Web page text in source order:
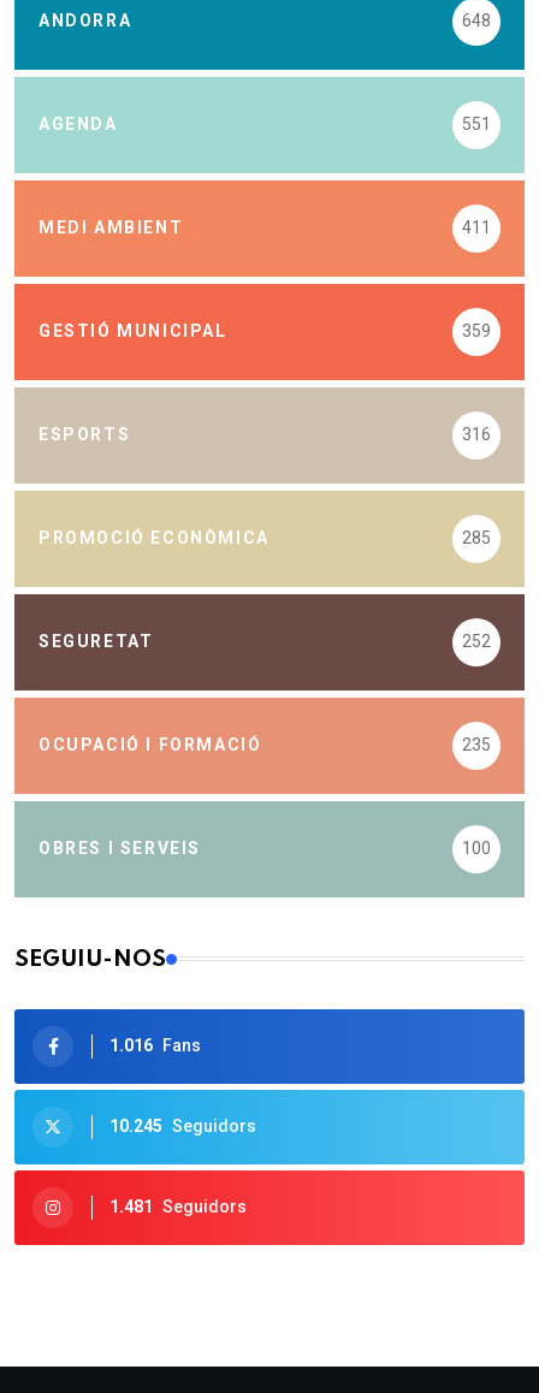
ANDORRA 648
AGENDA 551
MEDI AMBIENT 411
GESTIÓ MUNICIPAL 359
ESPORTS 316
PROMOCIÓ ECONÒMICA 285
SEGURETAT 252
OCUPACIÓ I FORMACIÓ 235
OBRES I SERVEIS 100
SEGUIU-NOS
1.016 Fans
10.245 Seguidors
1.481 Seguidors